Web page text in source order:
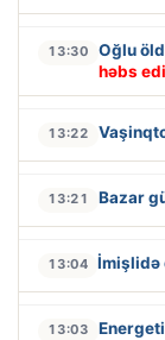
13:30 Oğlu
həbs
13:22
13:21 Bazar
13:04 İmişlidə
13:03